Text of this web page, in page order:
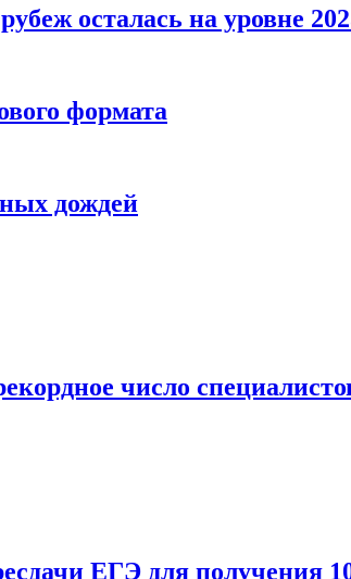
осталась на уровне
формата
дождей
число
ЕГЭ для получения